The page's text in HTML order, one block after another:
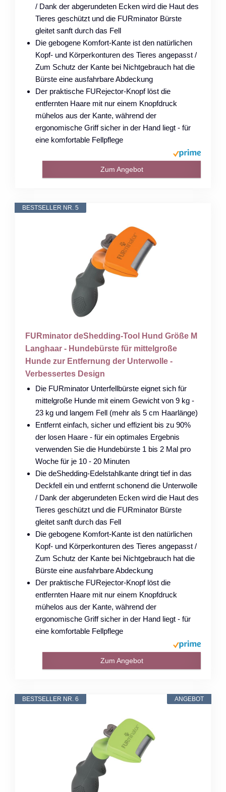
/ Dank der abgerundeten Ecken wird die Haut des
Tieres geschützt und die FURminator Bürste
gleitet sanft durch das Fell
Die gebogene Komfort-Kante ist den natürlichen
Kopf- und Körperkonturen des Tieres angepasst /
Zum Schutz der Kante bei Nichtgebrauch hat die
Bürste eine ausfahrbare Abdeckung
Der praktische FURejector-Knopf löst die
entfernten Haare mit nur einem Knopfdruck
mühelos aus der Kante, während der
ergonomische Griff sicher in der Hand liegt - für
eine komfortable Fellpflege
Zum Angebot
BESTSELLER NR. 5
FURminator deShedding-Tool Hund Größe M
Langhaar - Hundebürste für mittelgroße
Hunde zur Entfernung der Unterwolle -
Verbessertes Design
Die FURminator Unterfellbürste eignet sich für
mittelgroße Hunde mit einem Gewicht von 9 kg -
23 kg und langem Fell (mehr als 5 cm Haarlänge)
Entfernt einfach, sicher und effizient bis zu 90%
der losen Haare - für ein optimales Ergebnis
verwenden Sie die Hundebürste 1 bis 2 Mal pro
Woche für je 10 - 20 Minuten
Die deShedding-Edelstahlkante dringt tief in das
Deckfell ein und entfernt schonend die Unterwolle
/ Dank der abgerundeten Ecken wird die Haut des
Tieres geschützt und die FURminator Bürste
gleitet sanft durch das Fell
Die gebogene Komfort-Kante ist den natürlichen
Kopf- und Körperkonturen des Tieres angepasst /
Zum Schutz der Kante bei Nichtgebrauch hat die
Bürste eine ausfahrbare Abdeckung
Der praktische FURejector-Knopf löst die
entfernten Haare mit nur einem Knopfdruck
mühelos aus der Kante, während der
ergonomische Griff sicher in der Hand liegt - für
eine komfortable Fellpflege
Zum Angebot
ANGEBOT
BESTSELLER NR. 6